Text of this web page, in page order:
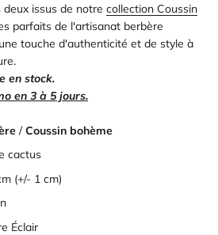
deux issus de notre collection Coussin
parfaits de l'artisanat berbère
touche d'authenticité et de style à
en stock.
en 3 à 5 jours.
/Coussin bohème
cactus
(+/- 1 cm)
Éclair